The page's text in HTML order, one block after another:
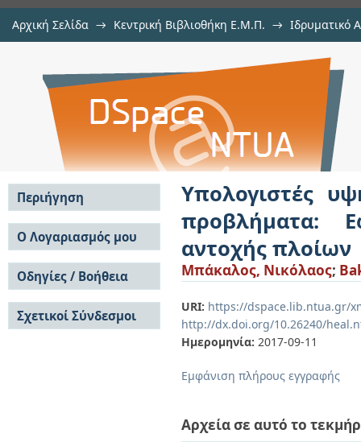
Αρχική Σελίδα → Κεντρική Βιβλιοθήκη Ε.Μ.Π. → Ιδρυματικό
Υπολογιστές υψηλής
Εφαρμογή στην επιτήρηση
Υπολογιστές
προβλήματα:
αντοχής πλοίων
Μπάκαλος, Νικόλαος;
URI: https://dspace.lib.ntua.gr/
http://dx.doi.org/10.26240/
Ημερομηνία: 2017-09-11
Εμφάνιση πλήρους εγγραφής
Αρχεία σε αυτό το
Περιήγηση
Σε όλο το DSpace
Κοινότητες & Συλλογές
Ανά Ημερομηνία
Έκδοσης
Συγγραφείς
Τίτλοι
Θέματα
Ο Λογαριασμός μου
Σύνδεση
Εγγραφή
Οδηγίες / Βοήθεια
Οδηγίες Υποβολής
Οδηγίες Χρήσης ΙΑ
Συχνές Ερωτήσεις
Σχετικοί Σύνδεσμοι